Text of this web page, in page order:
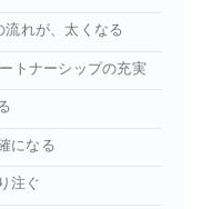
流れが、太くなる
トナーシップの充実
になる
注ぐ